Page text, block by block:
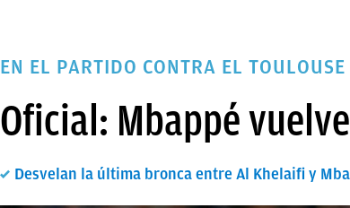
OKDIARIO
EN EL PARTIDO CONTRA EL TOULOUSE
Oficial: Mbappé
Desvelan la última bronca entre Al Khelaifi y